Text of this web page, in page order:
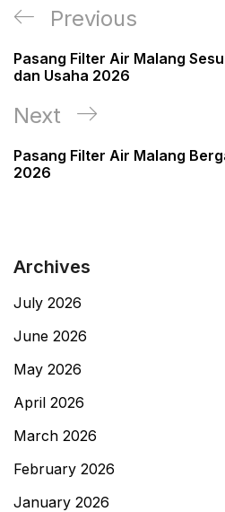
Post
Previous
Post
Previous
Pasang Filter Air Malang
dan Usaha 2026
Next
Post
Next
Pasang Filter Air Malang
2026
Archives
July 2026
June 2026
May 2026
April 2026
March 2026
February 2026
January 2026